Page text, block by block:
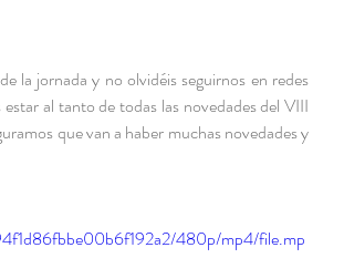
la jornada y no olvidéis seguirnos en redes
al tanto de todas las novedades del VIII
que van a haber muchas novedades y
480p/mp4/file.mp